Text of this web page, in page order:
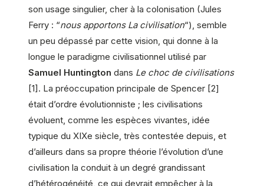
son usage singulier, cher à la colonisation (Jules
Ferry : “nous apportons La civilisation“), semble
un peu dépassé par cette vision, qui donne à la
longue le paradigme civilisationnel utilisé par
Samuel Huntington dans Le choc de civilisations
[1]. La préoccupation principale de Spencer [2]
était d’ordre évolutionniste ; les civilisations
évoluent, comme les espèces vivantes, idée
typique du XIXe siècle, très contestée depuis, et
d’ailleurs dans sa propre théorie l’évolution d’une
civilisation la conduit à un degré grandissant
d’hétérogénéité, ce qui devrait empêcher à la